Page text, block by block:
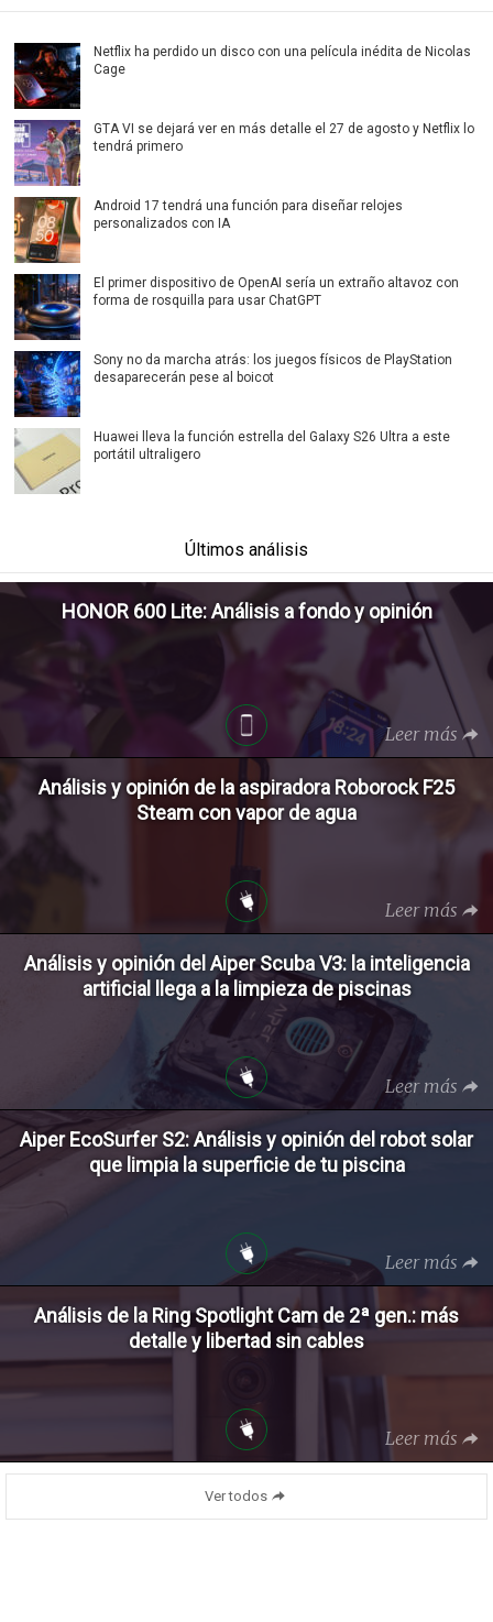
Netflix ha perdido un disco con una película inédita de Nicolas
Cage
GTA VI se dejará ver en más detalle el 27 de agosto y Netflix lo
tendrá primero
Android 17 tendrá una función para diseñar relojes
personalizados con IA
El primer dispositivo de OpenAI sería un extraño altavoz con
forma de rosquilla para usar ChatGPT
Sony no da marcha atrás: los juegos físicos de PlayStation
desaparecerán pese al boicot
Huawei lleva la función estrella del Galaxy S26 Ultra a este
portátil ultraligero
Últimos análisis
HONOR 600 Lite: Análisis a fondo y opinión
Leer más
Análisis y opinión de la aspiradora Roborock F25
Steam con vapor de agua
Leer más
Análisis y opinión del Aiper Scuba V3: la inteligencia
artificial llega a la limpieza de piscinas
Leer más
Aiper EcoSurfer S2: Análisis y opinión del robot solar
que limpia la superficie de tu piscina
Leer más
Análisis de la Ring Spotlight Cam de 2ª gen.: más
detalle y libertad sin cables
Leer más
Ver todos